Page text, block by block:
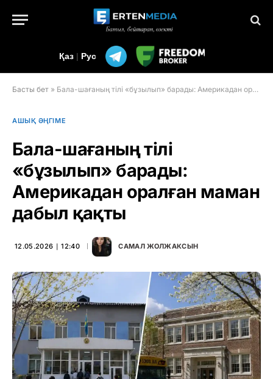
Қаз | Рус
Басты бет » Бала-шағаның тілі «бұзылып» барады: Америкадан оралған маман дабыл қақты
АШЫҚ ӘҢГІМЕ
Бала-шағаның тілі
«бұзылып» барады:
Америкадан оралған маман
дабыл қақты
12.05.2026 ∣ 12:40 САМАЛ ЖОЛЖАКСЫН